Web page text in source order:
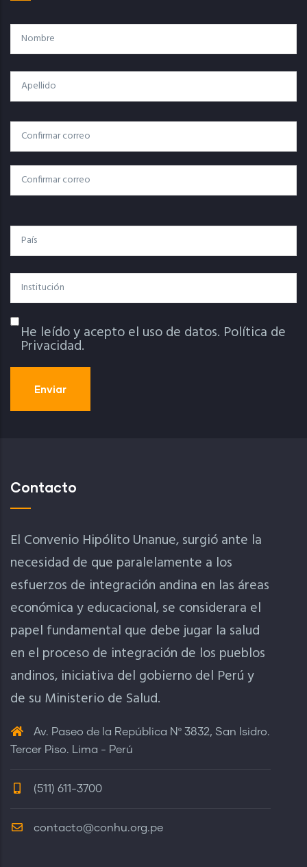
Nombre
Apellido
Correo
Electrónico
Correo Electrónico
Confirmar Correo
País
Institución
Política De Privacidad
He leído y acepto el uso de datos. Política de
Privacidad.
Contacto
El Convenio Hipólito Unanue, surgió ante la
necesidad de que paralelamente a los
esfuerzos de integración andina en las áreas
económica y educacional, se considerara el
papel fundamental que debe jugar la salud
en el proceso de integración de los pueblos
andinos, iniciativa del gobierno del Perú y
de su Ministerio de Salud.
Av. Paseo de la República Nº 3832, San Isidro.
Tercer Piso. Lima - Perú
(511) 611-3700
contacto@conhu.org.pe